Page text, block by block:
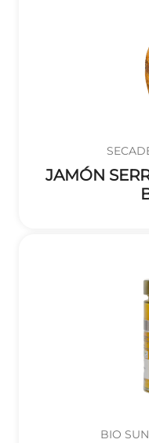
JAMÓN
BIO